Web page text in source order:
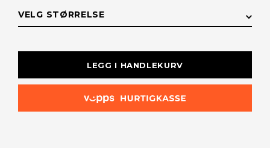
VELG STØRRELSE
STØRRELSE LAGERSTATUS
LEGG I HANDLEKURV